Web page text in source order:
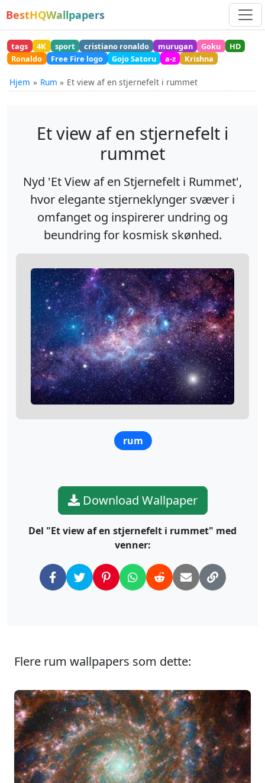
BestHQWallpapers
tags 4K sport cristiano ronaldo murugan Goku
HD
Ronaldo
Free Fire logo Gojo Satoru a-z Krishna
Hjem Rum Et view af en stjernefelt i rummet
Et view af en stjernefelt i
rummet
Nyd 'Et View af en Stjernefelt i Rummet',
hvor elegante stjerneklynger svæver i
omfanget og inspirerer undring og
beundring for kosmisk skønhed.
rum
Download Wallpaper
Del "Et view af en stjernefelt i rummet" med
venner:
Flere rum wallpapers som dette: